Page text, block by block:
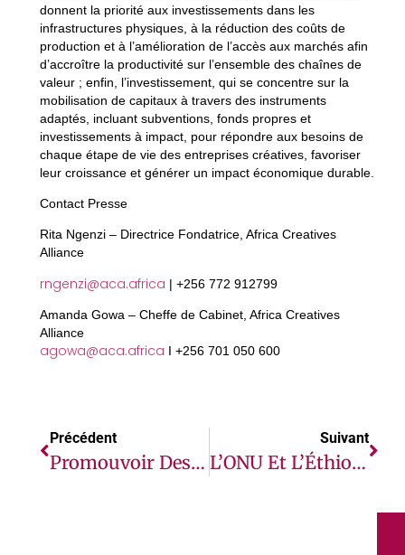
donnent la priorité aux investissements dans les
infrastructures physiques, à la réduction des coûts de
production et à l’amélioration de l’accès aux marchés afin
d’accroître la productivité sur l’ensemble des chaînes de
valeur ; enfin, l’investissement, qui se concentre sur la
mobilisation de capitaux à travers des instruments
adaptés, incluant subventions, fonds propres et
investissements à impact, pour répondre aux besoins de
chaque étape de vie des entreprises créatives, favoriser
leur croissance et générer un impact économique durable.
Contact Presse
Rita Ngenzi – Directrice Fondatrice, Africa Creatives
Alliance
rngenzi@aca.africa | +256 772 912799
Amanda Gowa – Cheffe de Cabinet, Africa Creatives
Alliance
agowa@aca.africa I +256 701 050 600
Précédent
Promouvoir Des Solutions Et Accélérer Les Actions Concrètes En Faveur Du Climat : Début De La Semaine Du Climat À Addis-Abeba
Suivant
L’ONU Et L’Éthiopie Exhortent Le Sommet Africain Sur Le Climat À Envoyer Un Message Clair : La COP 30 Doit Tenir Ses Promesses Envers Les Nations Africaines